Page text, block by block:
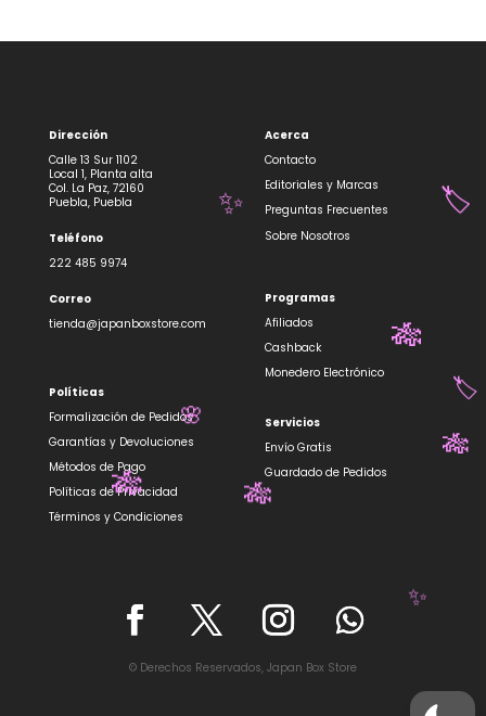
Dirección
Calle 13 Sur 1102
Local 1, Planta alta
Col. La Paz, 72160
Puebla, Puebla
Teléfono
222 485 9974
Correo
tienda@japanboxstore.com
Políticas
Formalización de Pedidos
Garantías y Devoluciones
Métodos de Pago
Políticas de Privacidad
Términos y Condiciones
Acerca
Contacto
Editoriales y Marcas
Preguntas Frecuentes
Sobre Nosotros
Programas
Afiliados
Cashback
Monedero Electrónico
Servicios
Envío Gratis
Guardado de Pedidos
© Derechos Reservados, Japan Box Store
✨
🌸
🏷️
🎋
🎋